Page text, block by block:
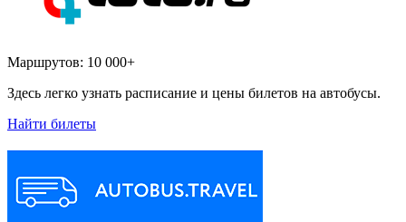
Маршрутов: 10 000+
Здесь легко узнать расписание и цены билетов на автобусы.
Найти билеты